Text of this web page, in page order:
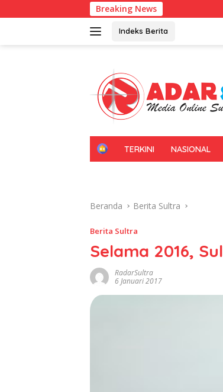
ke
Breaking News
Indeks Berita
H
TERKINI NASIONAL
Beranda Berita Sultra
Berita Sultra
Selama 2016,
RadarSultra
6 Januari 2017